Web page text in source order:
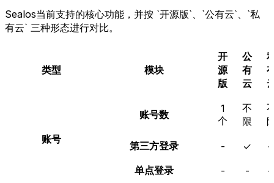
Sealos当前支持的核心功能，并按 `开源版`、`公有云`、`私
有云` 三种形态进行对比。
类型 模块
开
源
版
公
有
云
账号
账号数
1
个
不
限
第三方登录
- ✓
单点登录
- -